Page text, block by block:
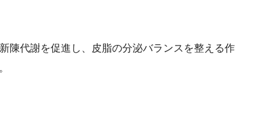
陳代謝を促進し、皮脂の分泌バランスを整える作